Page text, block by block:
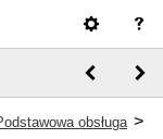
obsługa >